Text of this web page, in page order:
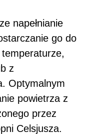
napełnianie
go do
z
Optymalnym
powietrza z
przez
Celsjusza.